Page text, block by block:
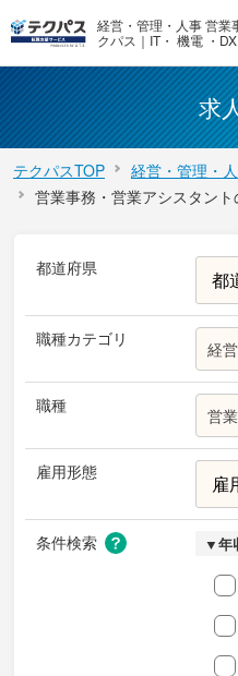
経営・管理・人事 営業
クパス｜IT・ 機電 ・
求
テクパスTOP
経営・管理・
営業事務・営業アシスタン
都道府県
職種カテゴリ 経
職種 営
雇用形態
条件検索 ▼年